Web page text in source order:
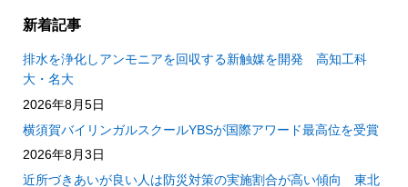
新着記事
排水を浄化しアンモニアを回収する新触媒を開発 高知工科
大・名大
2026年8月5日
横須賀バイリンガルスクールYBSが国際アワード最高位を受賞
2026年8月3日
近所づきあいが良い人は防災対策の実施割合が高い傾向 東北